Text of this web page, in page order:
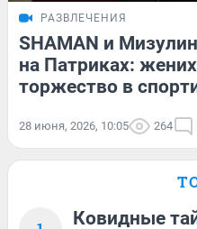
РАЗВЛЕЧЕНИЯ
SHAMAN и
на Патриках:
торжество в
28 июня, 2026, 10:05 264
Ковидные